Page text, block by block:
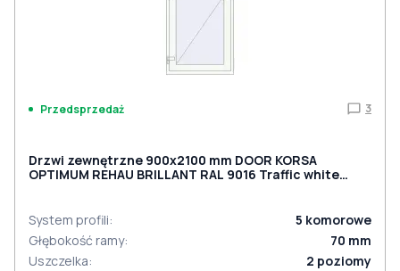
Przedsprzedaż 3
Drzwi zewnętrzne 900x2100 mm DOOR KORSA
OPTIMUM REHAU BRILLANT RAL 9016 Traffic white
System profili: 5 komorowe
Głębokość ramy: 70 mm
Uszczelka: 2 poziomy